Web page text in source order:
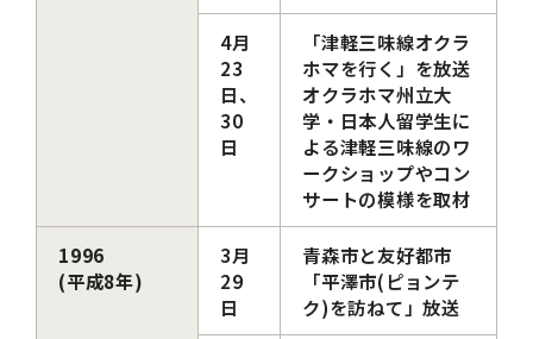
4月
23
日、
30
日
「津軽三味線オクラ
ホマを行く」を放送
オクラホマ州立大
学・日本人留学生に
よる津軽三味線のワ
ークショップやコン
サートの模様を取材
1996
(平成8年)
3月
29
日
青森市と友好都市
「平澤市(ピョンテ
ク)を訪ねて」放送